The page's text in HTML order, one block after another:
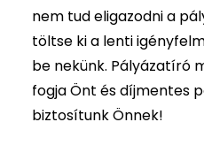
nem tud eligazodni a
töltse ki a lenti
be nekünk. Pályázatíró
fogja Önt és díjmentes
biztosítunk Önnek!